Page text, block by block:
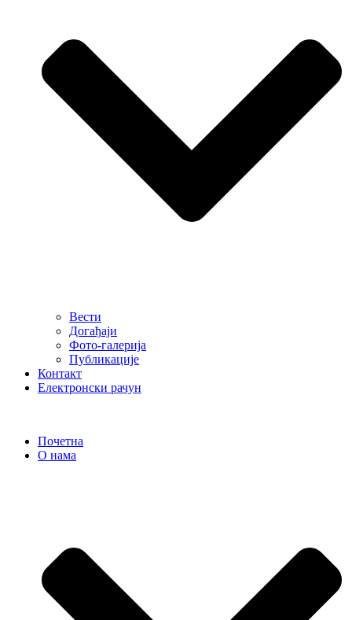
Вести
Догађаји
Фото-галерија
Публикације
Контакт
Електронски рачун
Почетна
О нама